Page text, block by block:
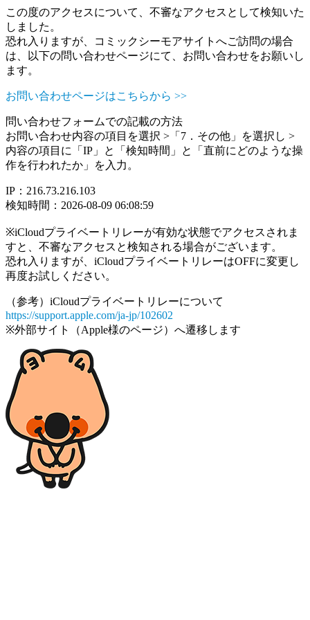
この度のアクセスについて、不審なアクセスとして検知いた
しました。
恐れ入りますが、コミックシーモアサイトへご訪問の場合
は、以下の問い合わせページにて、お問い合わせをお願いし
ます。
お問い合わせページはこちらから >>
問い合わせフォームでの記載の方法
お問い合わせ内容の項目を選択 >「7．その他」を選択し >
内容の項目に「IP」と「検知時間」と「直前にどのような操
作を行われたか」を入力。
IP：216.73.216.103
検知時間：2026-08-09 06:08:59
※iCloudプライベートリレーが有効な状態でアクセスされま
すと、不審なアクセスと検知される場合がございます。
恐れ入りますが、iCloudプライベートリレーはOFFに変更し
再度お試しください。
（参考）iCloudプライベートリレーについて
https://support.apple.com/ja-jp/102602
※外部サイト（Apple様のページ）へ遷移します